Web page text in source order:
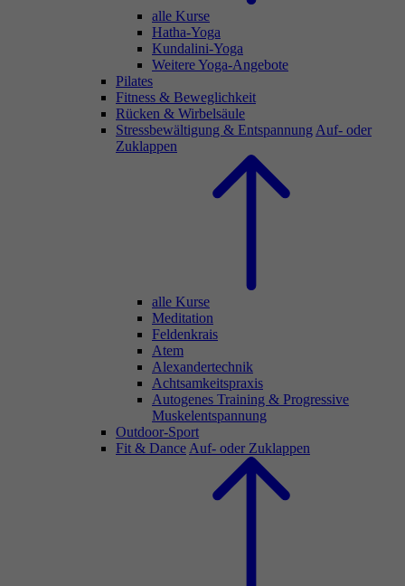
alle Kurse
Hatha-Yoga
Kundalini-Yoga
Weitere Yoga-Angebote
Pilates
Fitness & Beweglichkeit
Rücken & Wirbelsäule
Stressbewältigung & Entspannung Auf- oder
Zuklappen
alle Kurse
Meditation
Feldenkrais
Atem
Alexandertechnik
Achtsamkeitspraxis
Autogenes Training & Progressive
Muskelentspannung
Outdoor-Sport
Fit & Dance Auf- oder Zuklappen